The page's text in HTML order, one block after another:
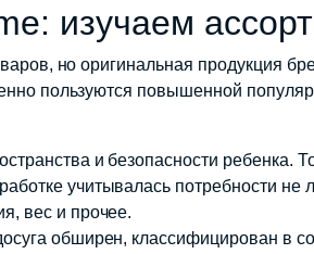
изучаем
но оригинальная продукция
пользуются повышенной
и безопасности ребенка.
учитывалась потребности не
вес и прочее.
обширен, классифицирован в